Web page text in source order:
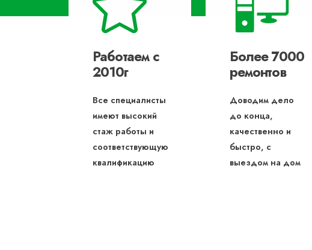
Работаем с
2010г
Все специалисты
имеют высокий
стаж работы и
соответствующую
квалификацию
Более 7000
ремонтов
Доводим дело
до конца,
качественно и
быстро, с
выездом на дом